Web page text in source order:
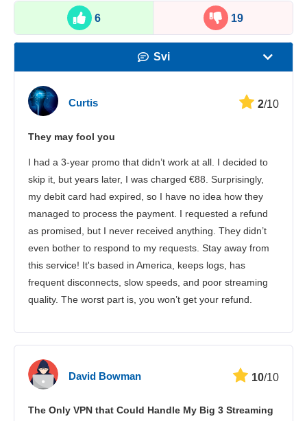
6 19
Svi
Korisnička služba
Curtis 2/10
They may fool you
I had a 3-year promo that didn’t work at all. I decided to
skip it, but years later, I was charged €88. Surprisingly,
my debit card had expired, so I have no idea how they
managed to process the payment. I requested a refund
as promised, but I never received anything. They didn’t
even bother to respond to my requests. Stay away from
this service! It's based in America, keeps logs, has
frequent disconnects, slow speeds, and poor streaming
quality. The worst part is, you won’t get your refund.
David Bowman 10/10
The Only VPN that Could Handle My Big 3 Streaming